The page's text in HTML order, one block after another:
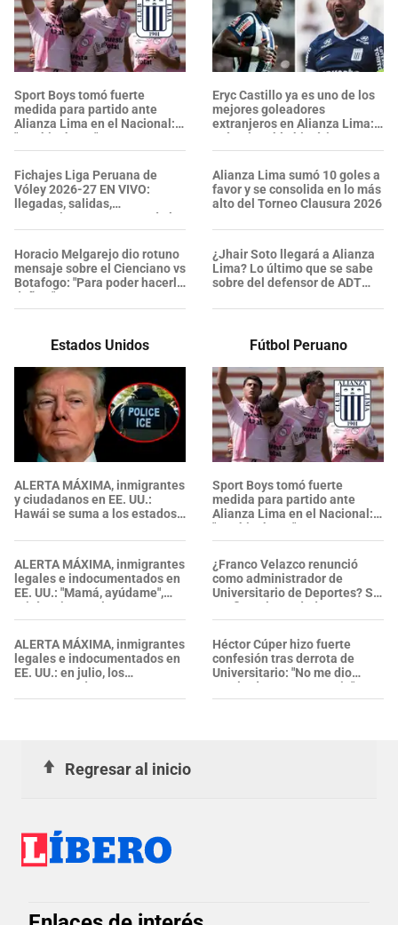
Sport Boys tomó fuerte
medida para partido ante
Alianza Lima en el Nacional:
"Los hinchas..."
Fichajes Liga Peruana de
Vóley 2026-27 EN VIVO:
llegadas, salidas,
renovaciones y rumores de los
clubes
Horacio Melgarejo dio rotuno
mensaje sobre el Cienciano vs
Botafogo: "Para poder hacerle
daño..."
Eryc Castillo ya es uno de los
mejores goleadores
extranjeros en Alianza Lima:
así va la tabla histórica
Alianza Lima sumó 10 goles a
favor y se consolida en lo más
alto del Torneo Clausura 2026
¿Jhair Soto llegará a Alianza
Lima? Lo último que se sabe
sobre del defensor de ADT
Estados Unidos
ALERTA MÁXIMA, inmigrantes
y ciudadanos en EE. UU.:
Hawái se suma a los estados
insólita razón, ¿qué pasó con
ICE?
ALERTA MÁXIMA, inmigrantes
legales e indocumentados en
EE. UU.: "Mamá, ayúdame",
gritó un joven al ser
DETENIDO por ICE en
ALERTA MÁXIMA, inmigrantes
legales e indocumentados en
EE. UU.: en julio, los
ARRESTOS de ICE se
intensificaron y alcanzaron su
Fútbol Peruano
Sport Boys tomó fuerte
medida para partido ante
Alianza Lima en el Nacional:
"Los hinchas..."
¿Franco Velazco renunció
como administrador de
Universitario de Deportes? Se
confirma la verdad
Héctor Cúper hizo fuerte
confesión tras derrota de
Universitario: "No me dio
resultado esa estrategia"
Regresar al inicio